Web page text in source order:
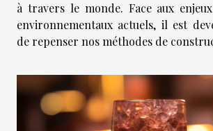
à travers le monde. Face aux
environnementaux actuels, il est
de repenser nos méthodes de